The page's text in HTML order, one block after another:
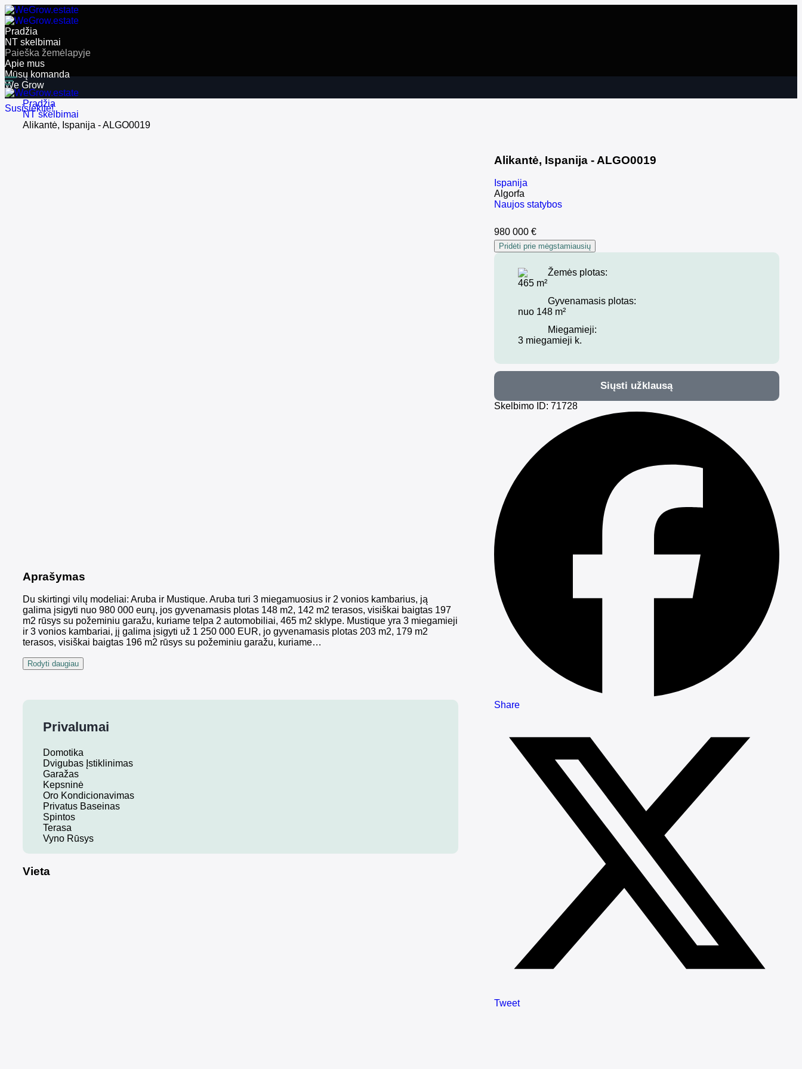
Pradžia
NT skelbimai
Paieška žemėlapyje
Apie mus
Mūsų komanda
We Grow
EN
Susisiekite!
Pradžia
NT skelbimai
Alikantė, Ispanija - ALGO0019
Aprašymas
Du skirtingi vilų modeliai: Aruba ir Mustique. Aruba turi 3 miegamuosius ir 2 vonios kambarius, ją
galima įsigyti nuo 980 000 eurų, jos gyvenamasis plotas 148 m2, 142 m2 terasos, visiškai baigtas 197
m2 rūsys su požeminiu garažu, kuriame telpa 2 automobiliai, 465 m2 sklype. Mustique yra 3 miegamieji
ir 3 vonios kambariai, jį galima įsigyti už 1 250 000 EUR, jo gyvenamasis plotas 203 m2, 179 m2
terasos, visiškai baigtas 196 m2 rūsys su požeminiu garažu, kuriame…
Rodyti daugiau
Privalumai
Domotika
Dvigubas Įstiklinimas
Garažas
Kepsninė
Oro Kondicionavimas
Privatus Baseinas
Spintos
Terasa
Vyno Rūsys
Vieta
Alikantė, Ispanija - ALGO0019
Ispanija
Algorfa
Naujos statybos
980 000 €
Pridėti prie mėgstamiausių
Žemės plotas:
465 m²
Gyvenamasis plotas:
nuo 148 m²
Miegamieji:
3 miegamieji k.
Siųsti užklausą
Skelbimo ID: 71728
Share
Tweet